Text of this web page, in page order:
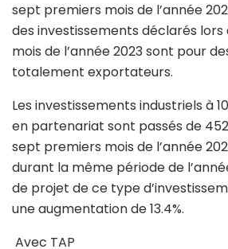
sept premiers mois de l’année
des investissements déclarés
mois de l’année 2023 sont pour
totalement exportateurs.
Les investissements industriels à
en partenariat sont passés de
sept premiers mois de l’année
durant la même période de
de projet de ce type
une augmentation de 13.4%.
Avec TAP